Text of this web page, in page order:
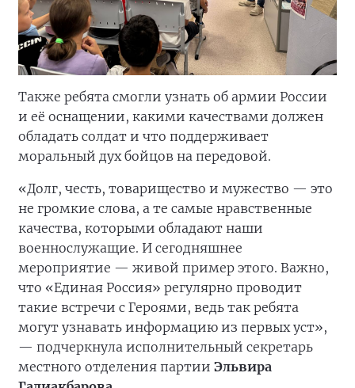
Также ребята смогли узнать об армии России
и её оснащении, какими качествами должен
обладать солдат и что поддерживает
моральный дух бойцов на передовой.
«Долг, честь, товарищество и мужество — это
не громкие слова, а те самые нравственные
качества, которыми обладают наши
военнослужащие. И сегодняшнее
мероприятие — живой пример этого. Важно,
что «Единая Россия» регулярно проводит
такие встречи с Героями, ведь так ребята
могут узнавать информацию из первых уст»,
— подчеркнула исполнительный секретарь
местного отделения партии Эльвира